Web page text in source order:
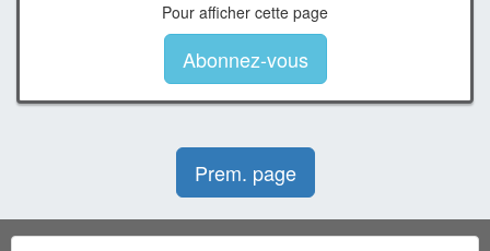
Pour afficher cette page
Abonnez-vous
Prem. page